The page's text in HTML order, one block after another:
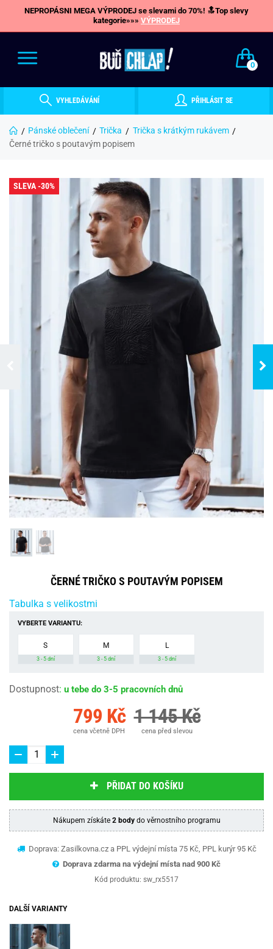
NEPROPÁSNI MEGA VÝPRODEJ se slevami do 70%! 🔝Top slevy
kategorie»»» VÝPRODEJ
0
VYHLEDÁVÁNÍ PŘIHLÁSIT SE
Pánské oblečení Trička
Trička s krátkým rukávem
Černé tričko s poutavým popisem
SLEVA -30%
ČERNÉ TRIČKO S POUTAVÝM POPISEM
Tabulka s velikostmi
VYBERTE VARIANTU:
S
3 - 5 dní
M
3 - 5 dní
L
3 - 5 dní
Dostupnost: u tebe do 3-5 pracovních dnů
799 Kč
cena včetně DPH
1 145 Kč
cena před slevou
PŘIDAT DO KOŠÍKU
Nákupem získáte 2 bodydo věrnostního programu
Doprava: Zasilkovna.cz a PPL výdejní místa 75 Kč, PPL kurýr 95 Kč
Doprava zdarma na výdejní místa nad 900 Kč
Kód produktu: sw_rx5517
DALŠÍ VARIANTY